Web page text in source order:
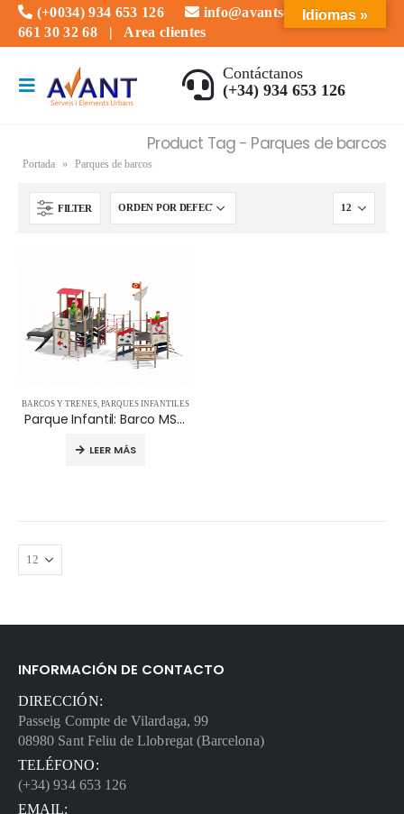
(+0034) 934 653 126
info@avantserveis.com
661 30 32 68 | Area clientes
Contáctanos
(+34) 934 653 126
Product Tag - Parques de barcos
Portada » Parques de barcos
FILTER
BARCOS Y TRENES, PARQUES INFANTILES
Parque Infantil: Barco MS AUROLIA 09.25.210
LEER MÁS
INFORMACIÓN DE CONTACTO
DIRECCIÓN:
Passeig Compte de Vilardaga, 99
08980 Sant Feliu de Llobregat (Barcelona)
TELÉFONO:
(+34) 934 653 126
EMAIL:
Idiomas »